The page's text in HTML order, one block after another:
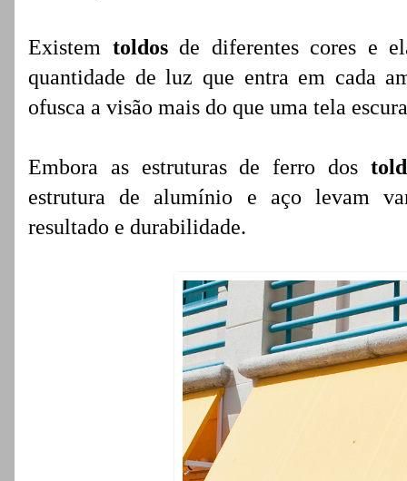
Existem toldos de diferentes cores e
quantidade de luz que entra em cada
ofusca a visão mais do que uma tela
Embora as estruturas de ferro dos
estrutura de alumínio e aço levam
resultado e durabilidade.